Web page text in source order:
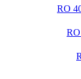
RO